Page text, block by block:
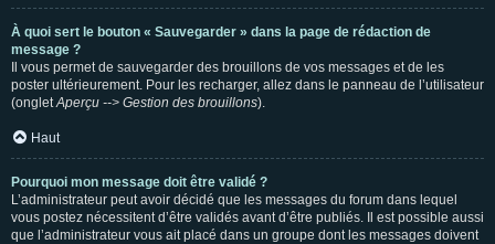
À quoi sert le bouton « Sauvegarder » dans la page de rédaction de
message ?
Il vous permet de sauvegarder des brouillons de vos messages et de les
poster ultérieurement. Pour les recharger, allez dans le panneau de l’utilisateur
(ongletAperçu --> Gestion des brouillons).
Haut
Pourquoi mon message doit être validé ?
L’administrateur peut avoir décidé que les messages du forum dans lequel
vous postez nécessitent d’être validés avant d’être publiés. Il est possible aussi
que l’administrateur vous ait placé dans un groupe dont les messages doivent